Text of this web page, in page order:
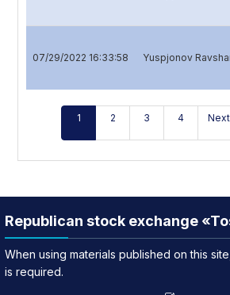
07/29/2022 16:33:58 Yuspjonov
1 2 3 4 Next
Republican stock exchange
When using materials published on this
is required.